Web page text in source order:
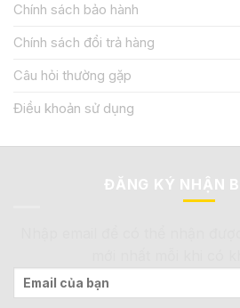
Chính sách bảo hành
Chính sách đổi trả hàng
Câu hỏi thường gặp
Điều khoản sử dụng
ĐĂNG KÝ NHẬN